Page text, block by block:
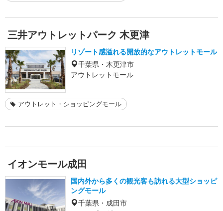
三井アウトレットパーク 木更津
リゾート感溢れる開放的なアウトレットモール
千葉県・木更津市
アウトレットモール
アウトレット・ショッピングモール
イオンモール成田
国内外から多くの観光客も訪れる大型ショッピ
ングモール
千葉県・成田市